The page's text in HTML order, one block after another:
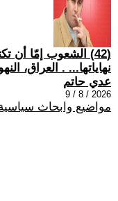
(42) الشعوب إمّا أن
نهاياتها... . العراق،
عدي حاتم
2026 / 8 / 9
مواضيع وابحاث